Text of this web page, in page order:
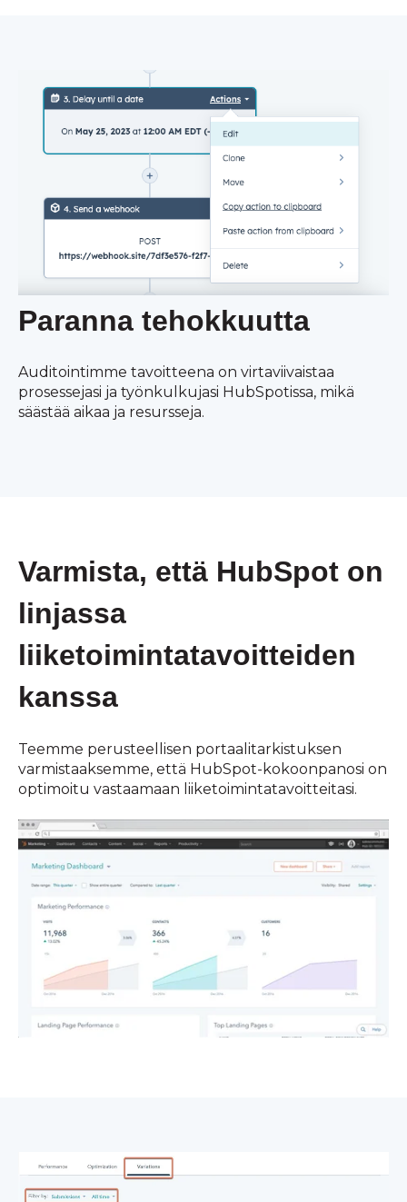
Paranna tehokkuutta
Auditointimme tavoitteena on virtaviivaistaa
prosessejasi ja työnkulkujasi HubSpotissa, mikä
säästää aikaa ja resursseja.
Varmista, että HubSpot on
linjassa
liiketoimintatavoitteiden
kanssa
Teemme perusteellisen portaalitarkistuksen
varmistaaksemme, että HubSpot-kokoonpanosi on
optimoitu vastaamaan liiketoimintatavoitteitasi.